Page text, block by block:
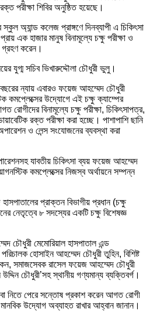
পরীক্ষা শিবির অনুষ্ঠিত হয়েছে।
অ্যান্ড কলেজ প্রাঙ্গণে দিনব্যাপী এ চিকিৎসা
এক হাজার মানুষ বিনামূল্যে চক্ষু পরীক্ষা ও
গ্রহণ করেন।
যুগ্ম সচিব ভিখারুদ্দৌলা চৌধুরী ভুলু।
ন্যায় এবারও ফয়েজ আহম্মেদ চৌধুরী
কমপ্লেক্সের উদ্যোগে এই চক্ষু ক্যাম্পের
বিনামূল্যে চক্ষু পরীক্ষা, চিকিৎসাপত্র,
রক্ত পরীক্ষা করা হচ্ছে। পাশাপাশি ছানি
ও লেন্স সংযোজনের ব্যবস্থা করা
যাবতীয় চিকিৎসা ব্যয় ফয়েজ আহম্মেদ
কমপ্লেক্সের নিজস্ব অর্থায়নে সম্পন্ন
প্রাক্তন বিভাগীয় প্রধান (চক্ষু
নেতৃত্বে ৮ সদস্যের একটি চক্ষু বিশেষজ্ঞ
চৌধুরী মেমোরিয়াল হাসপাতাল এন্ড
হোসাইন আহম্মেদ চৌধুরী তুহিন, বিশিষ্ট
সমাজসেবক রাসেল ফয়েজ আহম্মেদ চৌধুরী
চৌধুরী’সহ স্থানীয় গণ্যমান্য ব্যক্তিবর্গ।
নিতে পেরে সন্তোষ প্রকাশ করেন আগত রোগী
উদ্যোগ অব্যাহত রাখার আহ্বান জানান।